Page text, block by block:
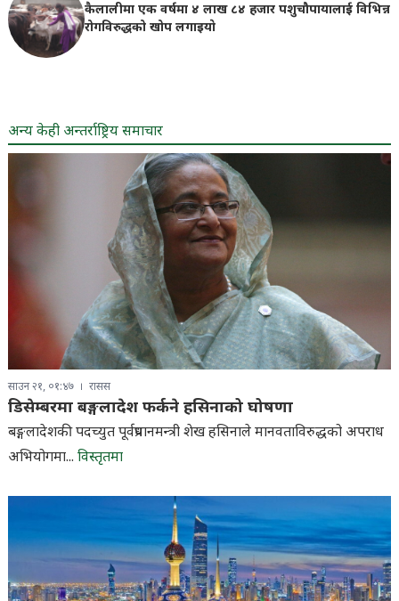
कैलालीमा एक वर्षमा ४ लाख ८४ हजार पशुचौपायालाई विभिन्न
रोगविरुद्धको खोप लगाइयाे
अन्य केही अन्तर्राष्ट्रिय समाचार
साउन २१, ०१:४७ रासस
डिसेम्बरमा बङ्गलादेश फर्कने हसिनाको घोषणा
बङ्गलादेशकी पदच्युत पूर्वप्रधानमन्त्री शेख हसिनाले मानवताविरुद्धको अपराध
अभियोगमा... विस्तृतमा